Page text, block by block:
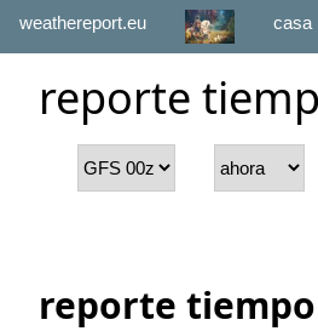
weathereport.eu casa
reporte
reporte